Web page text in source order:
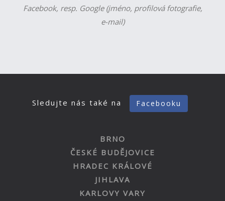
Facebook, resp. Google (jméno, profilová fotografie,
e-mail)
Sledujte nás také na Facebooku
BRNO
ČESKÉ BUDĚJOVICE
HRADEC KRÁLOVÉ
JIHLAVA
KARLOVY VARY